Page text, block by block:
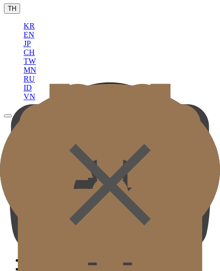
TH
KR
EN
JP
CH
TW
MN
RU
ID
VN
เยี่ยมชมคลินิก
อุปกรณ์การแพทย์
ข้อมูลการเข้ารับบริการและการเดินทาง
กิจกรรมวิชาการและสื่อ